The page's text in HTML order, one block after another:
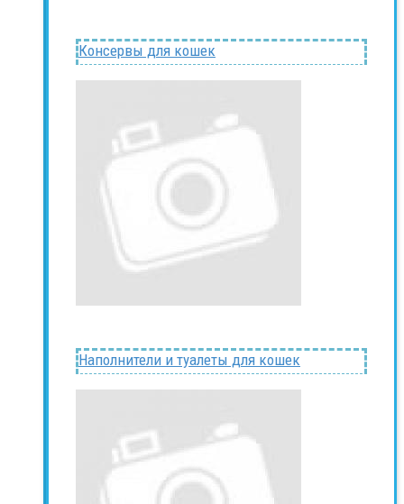
Консервы для кошек
Наполнители и туалеты для кошек